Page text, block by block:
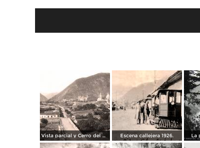
Vista parcial y Cerro del Borrego Escena callejera 1926. La